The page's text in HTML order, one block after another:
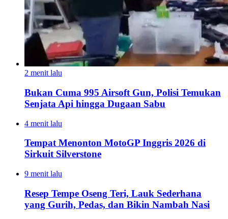
2 menit lalu
Bukan Cuma 995 Airsoft Gun, Polisi Temukan
Senjata Api hingga Dugaan Sabu
4 menit lalu
Tempat Menonton MotoGP Inggris 2026 di
Sirkuit Silverstone
9 menit lalu
Resep Tempe Oseng Teri, Lauk Sederhana
yang Gurih, Pedas, dan Bikin Nambah Nasi